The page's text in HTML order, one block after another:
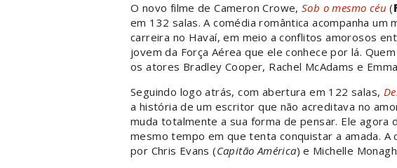
O novo filme de Cameron Crowe,Sob o mesmo céu (
em 132 salas. A comédia romântica acompanha um
carreira no Havaí, em meio a conflitos amorosos
jovem da Força Aérea que ele conhece por lá.
os atores Bradley Cooper, Rachel McAdams e
Seguindo logo atrás, com abertura em 122 salas,
a história de um escritor que não acreditava no
muda totalmente a sua forma de pensar. Ele agora
mesmo tempo em que tenta conquistar a amada. A
por Chris Evans (Capitão América) e Michelle